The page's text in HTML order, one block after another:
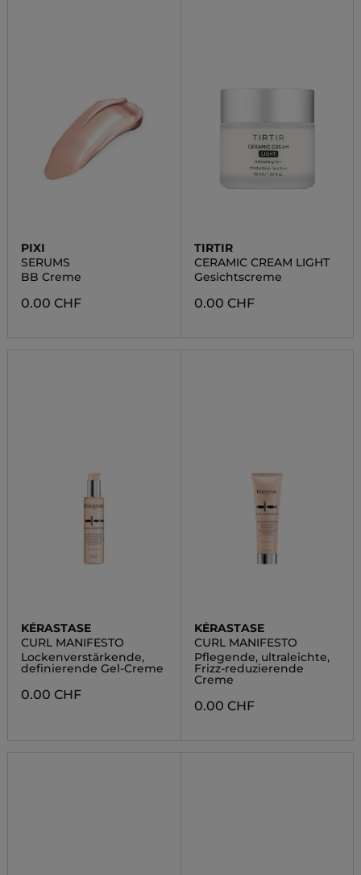
PIXI
SERUMS
BB Creme
0.00 CHF
TIRTIR
CERAMIC CREAM LIGHT
Gesichtscreme
0.00 CHF
KÉRASTASE
CURL MANIFESTO
Lockenverstärkende,
definierende Gel-Creme
0.00 CHF
KÉRASTASE
CURL MANIFESTO
Pflegende, ultraleichte,
Frizz-reduzierende
Creme
0.00 CHF